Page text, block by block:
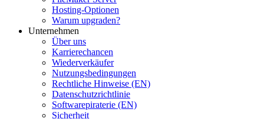
Hosting-Optionen
Warum upgraden?
Unternehmen
Über uns
Karrierechancen
Wiederverkäufer
Nutzungsbedingungen
Rechtliche Hinweise (EN)
Datenschutzrichtlinie
Softwarepiraterie (EN)
Sicherheit